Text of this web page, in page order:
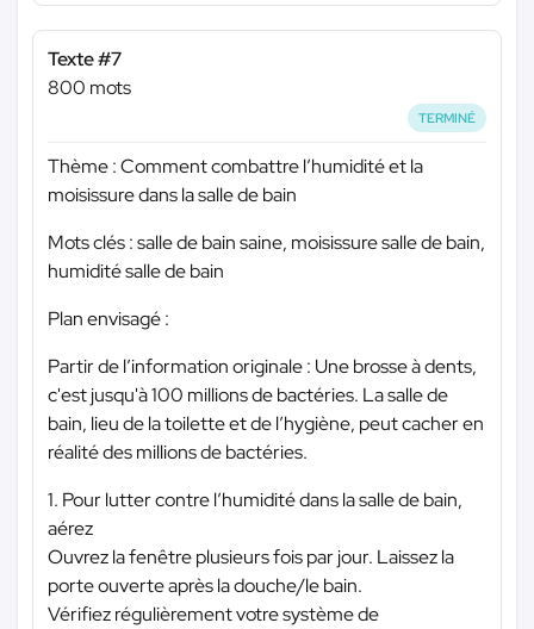
Texte #7
800 mots
TERMINÉ
Thème : Comment combattre l’humidité et la
moisissure dans la salle de bain
Mots clés : salle de bain saine, moisissure salle de bain,
humidité salle de bain
Plan envisagé :
Partir de l’information originale : Une brosse à dents,
c'est jusqu'à 100 millions de bactéries. La salle de
bain, lieu de la toilette et de l’hygiène, peut cacher en
réalité des millions de bactéries.
1. Pour lutter contre l’humidité dans la salle de bain,
aérez
Ouvrez la fenêtre plusieurs fois par jour. Laissez la
porte ouverte après la douche/le bain.
Vérifiez régulièrement votre système de